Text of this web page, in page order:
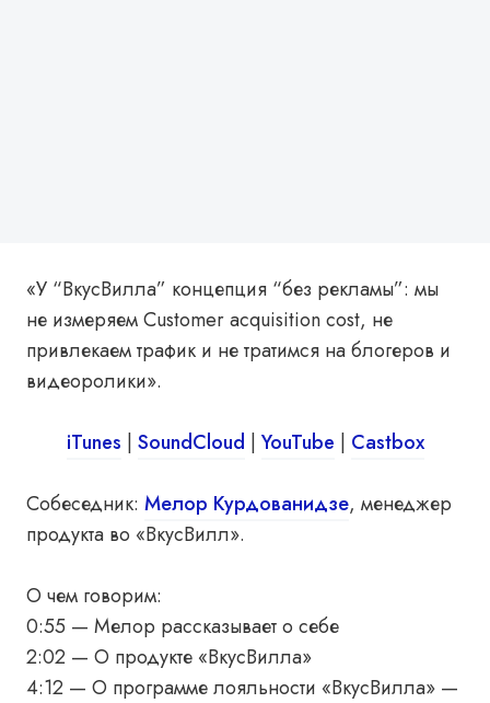
«У “ВкусВилла” концепция “без рекламы”: мы
не измеряем Customer acquisition cost, не
привлекаем трафик и не тратимся на блогеров и
видеоролики».
iTunes | SoundCloud | YouTube | Castbox
Собеседник: Мелор Курдованидзе, менеджер
продукта во «ВкусВилл».
О чем говорим:
0:55 — Мелор рассказывает о себе
2:02 — О продукте «ВкусВилла»
4:12 — О программе лояльности «ВкусВилла» —